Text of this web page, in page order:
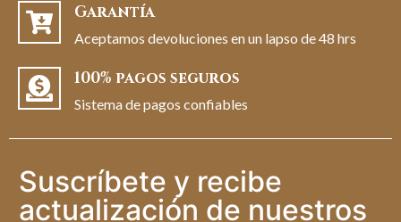
Garantía
Aceptamos devoluciones en un lapso de 48 hrs
100% pagos seguros
Sistema de pagos confiables
Suscríbete y recibe
actualización de nuestros